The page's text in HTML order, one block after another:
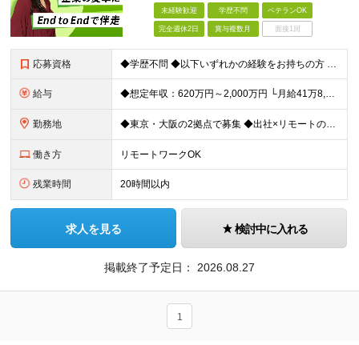
未経験歓迎 学歴不問 ベテランOK
完全週休2日 賞与複数月 面接1回
応募資格 ◆学歴不問 ◆以下いずれかの経験をお持ちの方 ・コンサルティングファームでの実務経験 ・SEとしての実務経験（要件定義などの上流工程を想定） ・事業会社でのプロジェクトの推進経験 └経営企画、事業企画
給与 ◆想定年収：620万円～2,000万円 └月給41万8,000円〜160万8,400円＋賞与 ※月給には、固定残業代（12万1,700円〜24万2,700円／1ヶ月あたり50時間分）を含みます 固
勤務地 ◆東京・大阪の2拠点で募集 ◆出社×リモートのハイブリッドワークOK 【東京｜二重橋オフィス】 東京都千代田区丸の内3-2-3 丸の内二重橋ビルディング 【大阪オフィス】 大阪府大阪市中央区今橋4
働き方 リモートワークOK
残業時間 20時間以内
求人を見る 検討中に入れる
掲載終了予定日： 2026.08.27
1